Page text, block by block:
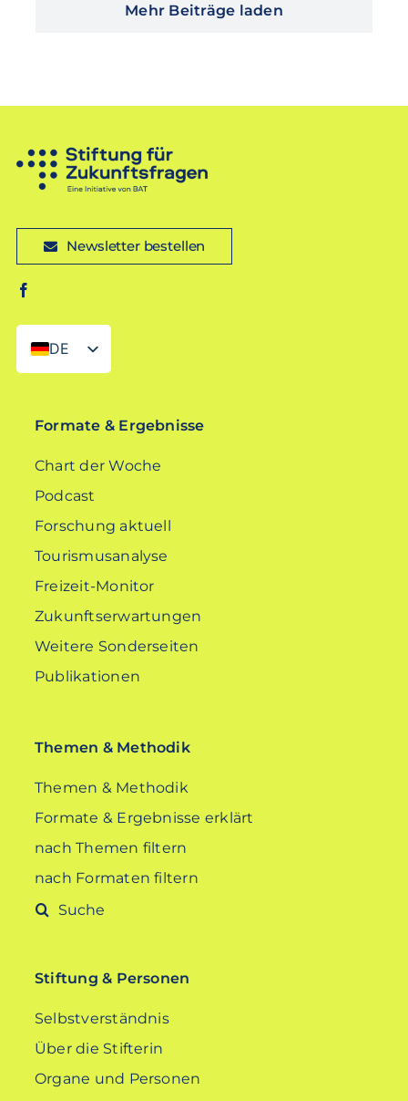
Mehr Beiträge laden
Newsletter bestellen
DE
EN
Formate & Ergebnisse
Chart der Woche
Podcast
Forschung aktuell
Tourismusanalyse
Freizeit-Monitor
Zukunftserwartungen
Weitere Sonderseiten
Publikationen
Themen & Methodik
Themen & Methodik
Formate & Ergebnisse erklärt
nach Themen filtern
nach Formaten filtern
Suche
Stiftung & Personen
Selbstverständnis
Über die Stifterin
Organe und Personen